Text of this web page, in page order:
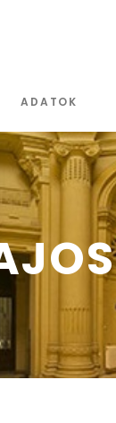
ADATOK